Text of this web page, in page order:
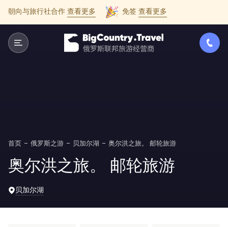
朝向与旅行社合作 查看更多 免签 查看更多
首页 俄罗斯之游 贝加尔湖 奥尔洪之旅。 邮轮旅游
奥尔洪之旅。 邮轮旅游
贝加尔湖